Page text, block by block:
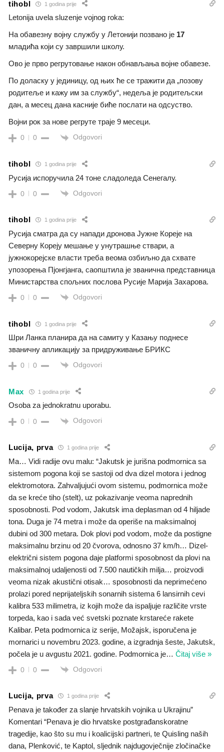
tihobl 1 godina prije
Letonija uvela sluzenje vojnog roka:
На обавезну војну службу у Летонији позвано је 17
младића који су завршили школу.
Ово је прво регрутовање након обнављања војне обавезе.
По доласку у јединицу, од њих ће се тражити да „позову
родитеље и кажу им за службу“, недеља је родитељски
дан, а месец дана касније биће послати на одсуство.
Војни рок за нове регруте траје 9 месеци.
0 0 Odgovori
tihobl 1 godina prije
Русија испоручила 24 тоне сладоледа Сенегалу.
0 0 Odgovori
tihobl 1 godina prije
Русија сматра да су напади дронова Јужне Кореје на
Северну Кореју мешање у унутрашње ствари, а
јужнокорејске власти треба веома озбиљно да схвате
упозорења Пјонгјанга, саопштила је званична представница
Министарства спољних послова Русије Марија Захарова.
0 0 Odgovori
tihobl 1 godina prije
Шри Ланка планира да на самиту у Казању поднесе
званичну апликацију за придруживање БРИКС
0 0 Odgovori
Max 1 godina prije
Osoba za jednokratnu uporabu.
0 0 Odgovori
Lucija, prva 1 godina prije
Ma… Vidi radije ovu malu: “Jakutsk je jurišna podmornica sa
sistemom pogona koji se sastoji od dva dizel motora i jednog
elektromotora. Zahvaljujući ovom sistemu, podmornica može
da se kreće tiho (stelt), uz pokazivanje veoma naprednih
sposobnosti. Pod vodom, Jakutsk ima deplasman od 4 hiljade
tona. Duga je 74 metra i može da operiše na maksimalnoj
dubini od 300 metara. Dok plovi pod vodom, može da postigne
maksimalnu brzinu od 20 čvorova, odnosno 37 km/h… Dizel-
električni sistem pogona daje platformi sposobnost da plovi na
maksimalnoj udaljenosti od 7.500 nautičkih milja… proizvodi
veoma nizak akustični otisak… sposobnosti da neprimećeno
prolazi pored neprijateljskih sonarnih sistema 6 lansirnih cevi
kalibra 533 milimetra, iz kojih može da ispaljuje različite vrste
torpeda, kao i sada već svetski poznate krstareće rakete
Kalibar. Peta podmornica iz serije, Možajsk, isporučena je
mornarici u novembru 2023. godine, a izgradnja šeste, Jakutsk,
počela je u avgustu 2021. godine. Podmornica je… Čitaj više »
0 0 Odgovori
Lucija, prva 1 godina prije
Penava je također za slanje hrvatskih vojnika u Ukrajinu”
Komentari “Penava je dio hrvatske postgrađanskoratne
tragedije, kao što su mu i koalicijski partneri, te Quisling naših
dana, Plenković, te Kaptol, sljednik najdugovječnije zločinačke